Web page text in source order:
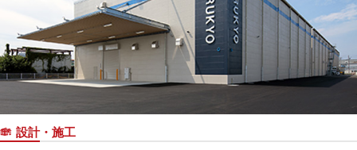
設計・施工